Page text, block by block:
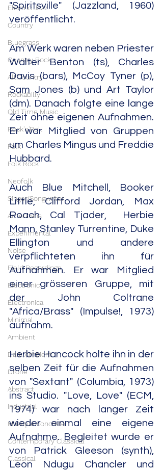
Electric Jazz
Country
Bluegrass
Country Rock
Alt.Country
Rockabilly
Old Time Music
Rock'n'Roll
Folk
Folk Rock
Neofolk
Singer/Songwriter
Americana
Experimental
Noise
Field Recordings
Electronic
Electronica
Minimal
Ambient
Dark Ambient
Drone
Abstract
Industrial
Musique concrète
Contemporary Classical
Classical
"Spiritsville" (Jazzland, 1960)
veröffentlicht.
Am Werk waren neben Priester
Walter Benton (ts), Charles
Davis (bars), McCoy Tyner (p),
Sam Jones (b) und Art Taylor
(dm). Danach folgte eine lange
Zeit ohne eigenen Aufnahmen.
Er war Mitglied von Gruppen
um Charles Mingus und Freddie
Hubbard.
Auch Blue Mitchell, Booker
Little, Clifford Jordan, Max
Roach, Cal Tjader,  Herbie
Mann, Stanley Turrentine, Duke
Ellington und andere
verpflichteten ihn für
Aufnahmen. Er war Mitglied
einer grösseren Gruppe, mit
der John Coltrane
"Africa/Brass" (Impulse!, 1973)
aufnahm.
Herbie Hancock holte ihn in der
selben Zeit für die Aufnahmen
von "Sextant" (Columbia, 1973)
ins Studio. "Love, Love" (ECM,
1974) war nach langer Zeit
wieder einmal eine eigene
Aufnahme. Begleitet wurde er
von Patrick Gleeson (synth),
Leon Ndugu Chancler und